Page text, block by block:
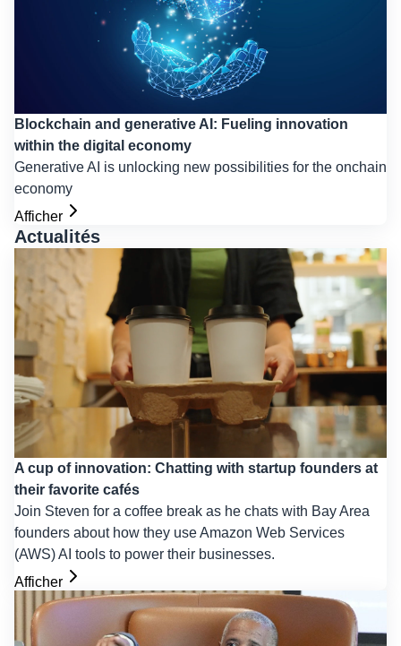
Blockchain and generative AI: Fueling innovation
within the digital economy
Generative AI is unlocking new possibilities for the onchain
economy
Afficher
Actualités
A cup of innovation: Chatting with startup founders at
their favorite cafés
Join Steven for a coffee break as he chats with Bay Area
founders about how they use Amazon Web Services
(AWS) AI tools to power their businesses.
Afficher